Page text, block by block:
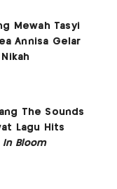
Mewah Tasyi
Annisa Gelar
The Sounds
Lagu Hits
In Bloom